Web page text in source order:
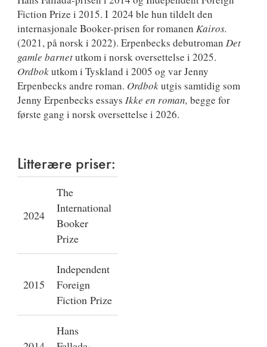
Fiction Prize i 2015. I 2024 ble hun tildelt den
internasjonale Booker-prisen for romanen Kairos.
(2021, på norsk i 2022). Erpenbecks debutroman Det
gamle barnetutkom i norsk oversettelse i 2025.
Ordbokutkom i Tyskland i 2005 og var Jenny
Erpenbecks andre roman. Ordbokutgis samtidig som
Jenny Erpenbecks essays Ikke en roman, begge for
første gang i norsk oversettelse i 2026.
Litterære priser:
2024
The
International
Booker
Prize
2015
Independent
Foreign
Fiction Prize
Hans